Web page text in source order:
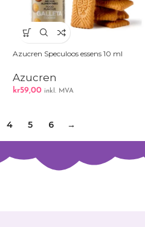
Azucren Speculoos essens 10 ml
Azucren
kr59,00 inkl. MVA
4 5 6 →